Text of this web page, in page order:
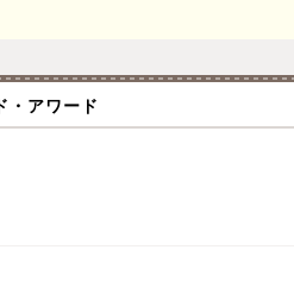
・アワード